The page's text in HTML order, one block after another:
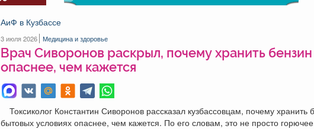
АиФ в Кузбассе
3 июля 2026 Медицина и здоровье
Врач Сиворонов раскрыл, почему хранить
опаснее, чем кажется
Токсиколог Константин Сиворонов рассказал кузбассовцам, почему хранить
бытовых условиях опаснее, чем кажется. По его словам, это не просто